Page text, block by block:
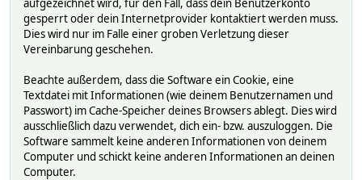
aufgezeichnet wird, für den Fall, dass dein Benutzerkonto
gesperrt oder dein Internetprovider kontaktiert werden muss.
Dies wird nur im Falle einer groben Verletzung dieser
Vereinbarung geschehen.
Beachte außerdem, dass die Software ein Cookie, eine
Textdatei mit Informationen (wie deinem Benutzernamen und
Passwort) im Cache-Speicher deines Browsers ablegt. Dies wird
ausschließlich dazu verwendet, dich ein- bzw. auszuloggen. Die
Software sammelt keine anderen Informationen von deinem
Computer und schickt keine anderen Informationen an deinen
Computer.